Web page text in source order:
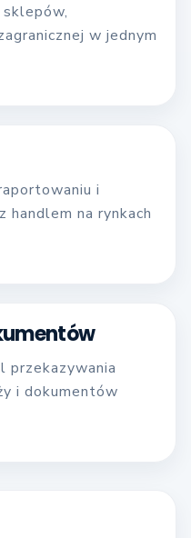
w jednym
i
handlem na rynkach
przekazywania
i dokumentów